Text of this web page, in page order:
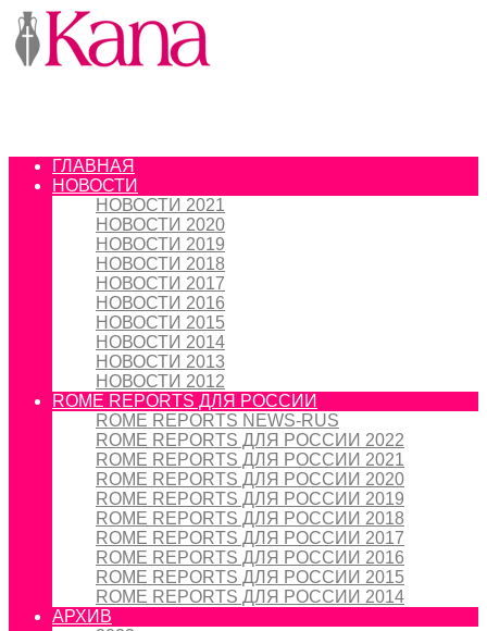
ГЛАВНАЯ
НОВОСТИ
НОВОСТИ 2021
НОВОСТИ 2020
НОВОСТИ 2019
НОВОСТИ 2018
НОВОСТИ 2017
НОВОСТИ 2016
НОВОСТИ 2015
НОВОСТИ 2014
НОВОСТИ 2013
НОВОСТИ 2012
ROME REPORTS ДЛЯ РОССИИ
ROME REPORTS NEWS-RUS
ROME REPORTS ДЛЯ РОССИИ 2022
ROME REPORTS ДЛЯ РОССИИ 2021
ROME REPORTS ДЛЯ РОССИИ 2020
ROME REPORTS ДЛЯ РОССИИ 2019
ROME REPORTS ДЛЯ РОССИИ 2018
ROME REPORTS ДЛЯ РОССИИ 2017
ROME REPORTS ДЛЯ РОССИИ 2016
ROME REPORTS ДЛЯ РОССИИ 2015
ROME REPORTS ДЛЯ РОССИИ 2014
АРХИВ